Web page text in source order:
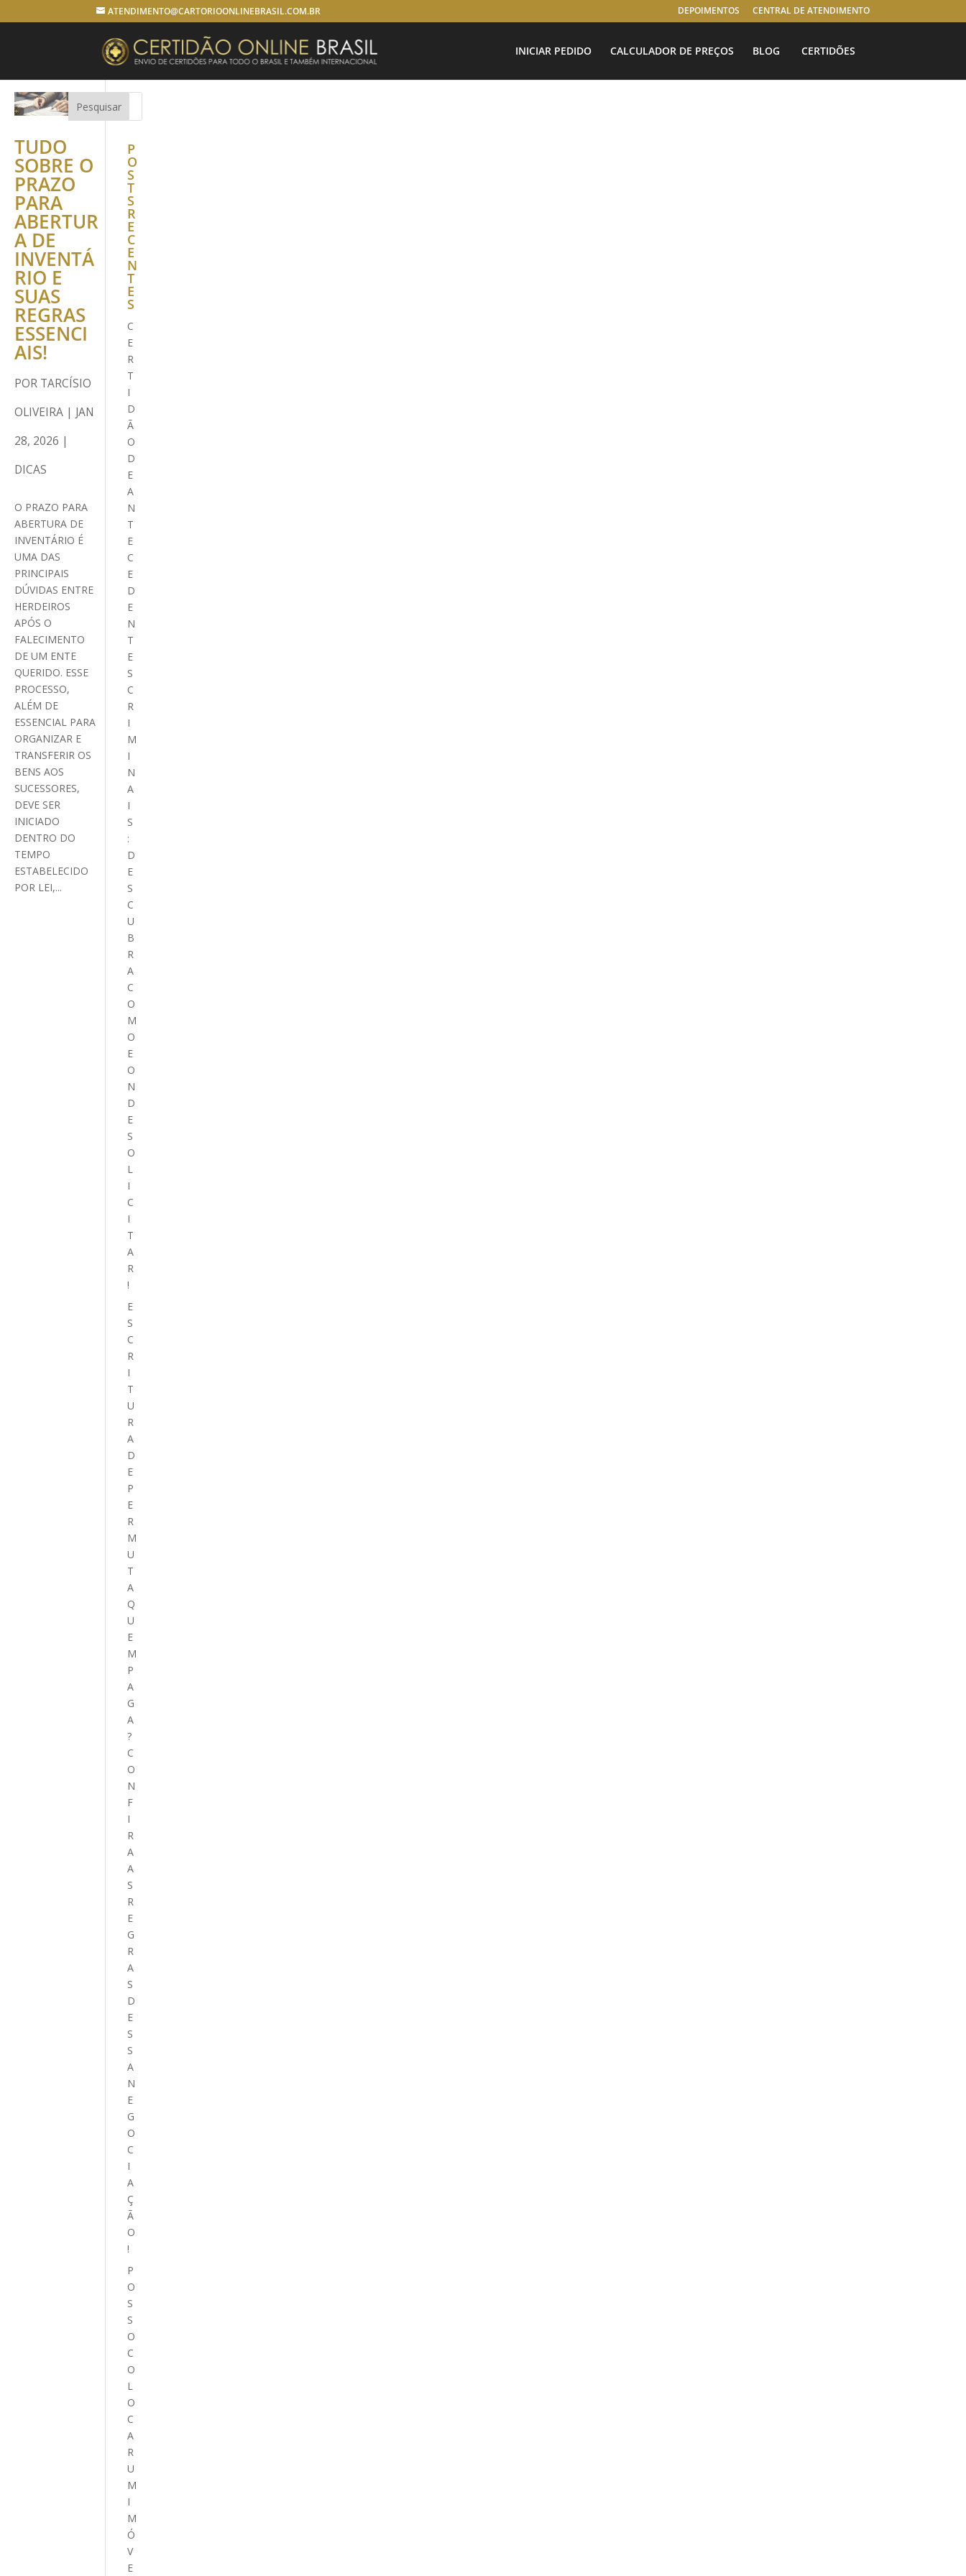
ATENDIMENTO@CARTORIOONLINEBRASIL.COM.BR DEPOIMENTOS CENTRAL DE ATENDIMENTO
INICIAR PEDIDO CALCULADOR DE PREÇOS BLOG CERTIDÕES
TUDO
SOBRE O
PRAZO
PARA
ABERTUR
A DE
INVENTÁ
RIO E
SUAS
REGRAS
ESSENCI
AIS!
POR TARCÍSIO
OLIVEIRA | JAN
28, 2026 |
DICAS
O PRAZO PARA
ABERTURA DE
INVENTÁRIO É
UMA DAS
PRINCIPAIS
DÚVIDAS ENTRE
HERDEIROS
APÓS O
FALECIMENTO
DE UM ENTE
QUERIDO. ESSE
PROCESSO,
ALÉM DE
ESSENCIAL PARA
ORGANIZAR E
TRANSFERIR OS
BENS AOS
SUCESSORES,
DEVE SER
INICIADO
DENTRO DO
TEMPO
ESTABELECIDO
POR LEI,...
P
O
S
T
S
R
E
C
E
N
T
E
S
C
E
R
T
I
D
Ã
O
D
E
A
N
T
E
C
E
D
E
N
T
E
S
C
R
I
M
I
N
A
I
S
:
D
E
S
C
U
B
R
A
C
O
M
O
E
O
N
D
E
S
O
L
I
C
I
T
A
R
!
E
S
C
R
I
T
U
R
A
D
E
P
E
R
M
U
T
A
Q
U
E
M
P
A
G
A
?
C
O
N
F
I
R
A
A
S
R
E
G
R
A
S
D
E
S
S
A
N
E
G
O
C
I
A
Ç
Ã
O
!
P
O
S
S
O
C
O
L
O
C
A
R
U
M
I
M
Ó
V
E